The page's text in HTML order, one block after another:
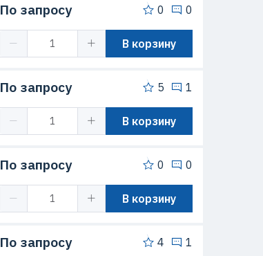
По запросу 0 0
В корзину
По запросу 5 1
В корзину
По запросу 0 0
В корзину
По запросу 4 1